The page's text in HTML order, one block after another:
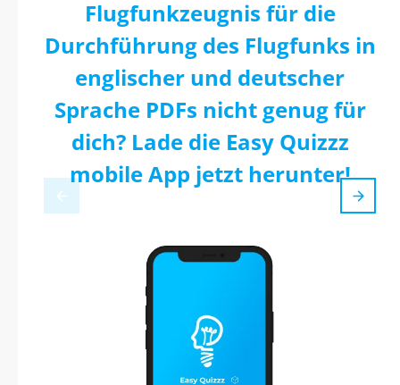
Flugfunkzeugnis für die
Durchführung des Flugfunks in
englischer und deutscher
Sprache PDFs nicht genug für
dich? Lade die Easy Quizzz
mobile App jetzt herunter!